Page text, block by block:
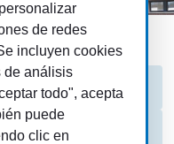
Convocatorias
de redes
incluyen cookies
de análisis
todo", acepta
puede
clic en